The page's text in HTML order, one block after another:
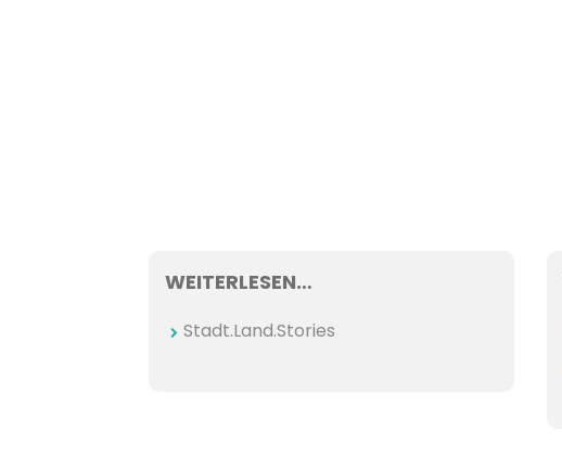
WEITERLESEN…
Stadt.Land.Stories